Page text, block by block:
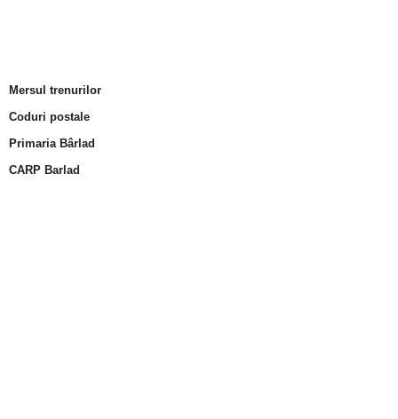
Mersul trenurilor
Coduri postale
Primaria Bârlad
CARP Barlad